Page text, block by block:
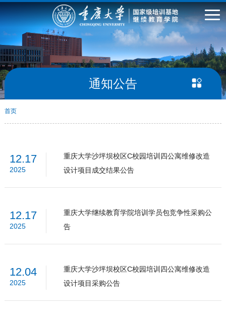
通知公告
首页
12.17
2025
重庆大学沙坪坝校区C校园培训四公寓维修改造
设计项目成交结果公告
12.17
2025
重庆大学继续教育学院培训学员包竞争性采购公
告
12.04
2025
重庆大学沙坪坝校区C校园培训四公寓维修改造
设计项目采购公告